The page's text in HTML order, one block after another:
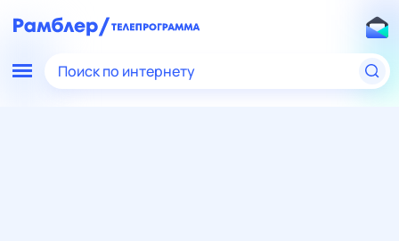
Поиск по интернету